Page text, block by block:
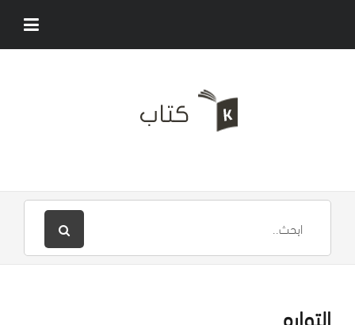
التواره